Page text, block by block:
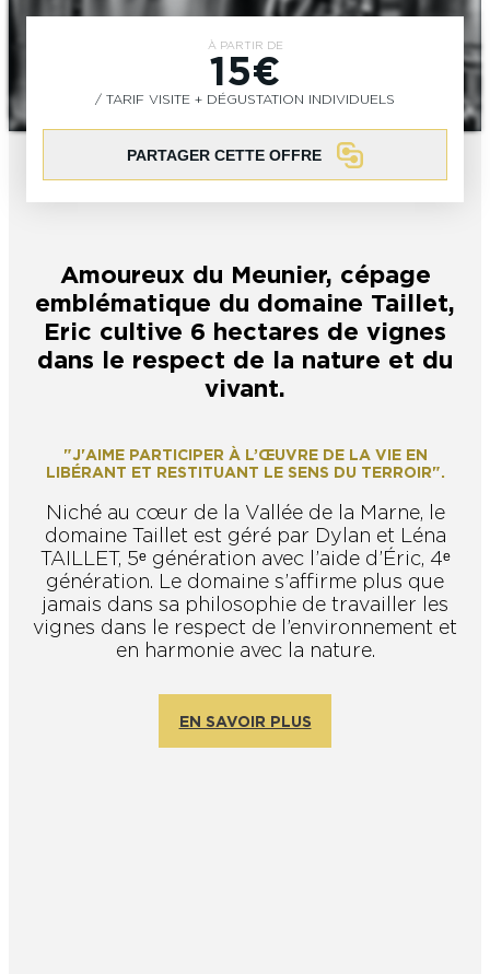
#CHAMPAGNE DAY
L’OFFICE DE TOURISME EPERNAY EN
CHAMPAGNE, LABELLISÉ VIGNOBLES &
DÉCOUVERTES
JE SUIS...
En solo Épicurien
L’OFFICE DE TOURISME EPERNAY EN
CHAMPAGNE
TOURISME & HANDICAP
LES 47 COMMUNES DE L’AGGLO
D’EPERNAY
ESCAPADES EN CHAMPAGNE
ACTIVITÉS POUR LES ENFANTS À
EPERNAY ET AUTOUR D’EPERNAY
QUE FAIRE À EPERNAY EN CHAMPAGNE
LE DIMANCHE ?
CHIC IL PLEUT
VOYAGER AVEC SON CHIEN
En couple En solo Épicurien En famille En groupe
À PARTIR DE
15€
/ TARIF VISITE + DÉGUSTATION INDIVIDUELS
PARTAGER CETTE OFFRE
Amoureux du Meunier, cépage
emblématique du domaine Taillet,
Eric cultive 6 hectares de vignes
dans le respect de la nature et du
vivant.
"J'AIME PARTICIPER À L’ŒUVRE DE LA VIE EN
LIBÉRANT ET RESTITUANT LE SENS DU TERROIR".
Niché au cœur de la Vallée de la Marne, le
domaine Taillet est géré par Dylan et Léna
TAILLET, 5ᵉ génération avec l’aide d’Éric, 4ᵉ
génération. Le domaine s’affirme plus que
jamais dans sa philosophie de travailler les
vignes dans le respect de l’environnement et
en harmonie avec la nature.
EN SAVOIR PLUS